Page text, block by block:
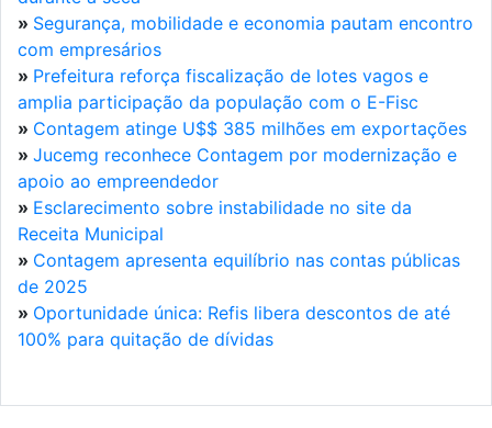
» Segurança, mobilidade e economia pautam encontro
com empresários
» Prefeitura reforça fiscalização de lotes vagos e
amplia participação da população com o E-Fisc
» Contagem atinge U$$ 385 milhões em exportações
» Jucemg reconhece Contagem por modernização e
apoio ao empreendedor
» Esclarecimento sobre instabilidade no site da
Receita Municipal
» Contagem apresenta equilíbrio nas contas públicas
de 2025
» Oportunidade única: Refis libera descontos de até
100% para quitação de dívidas